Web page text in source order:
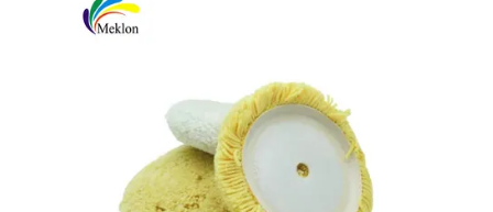
PRIVACYBELEID